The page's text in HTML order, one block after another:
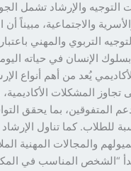
والإرشاد تشمل الجوانب
والاجتماعية، مبيناً أن
والمهني باعتبارهما
في حياته اليومية.
يُعد من أهم أنواع الإرشاد،
الأكاديمية، سواء
بما يحقق التوافق
كما تناول الإرشاد
المهنية الملائمة
المناسب في المكان